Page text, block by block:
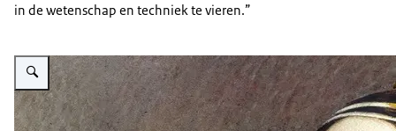
in de wetenschap en techniek te vieren.”
Vergroot afbeelding Ada Lovelace